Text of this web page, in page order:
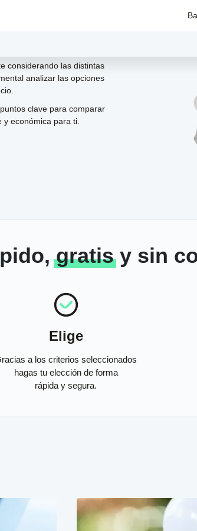
considerando las distintas
analizar las opciones
clave para comparar
económica para ti.
gratisy sin
Elige
a los criterios seleccionados
hagas tu elección de forma
rápida y segura.